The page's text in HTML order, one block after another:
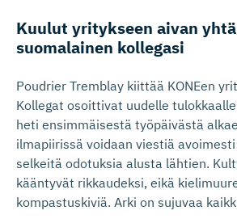
Kuulut yritykseen aivan
suomalainen kollegasi
Poudrier Tremblay kiittää KONEen
Kollegat osoittivat uudelle
heti ensimmäisestä työpäivästä
ilmapiirissä voidaan viestiä
selkeitä odotuksia alusta lähtien.
kääntyvät rikkaudeksi, eikä
kompastuskiviä. Arki on sujuvaa